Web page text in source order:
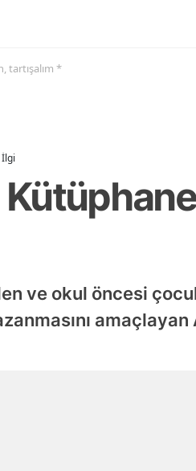
tartışalım *
İlgi
ve okul öncesi